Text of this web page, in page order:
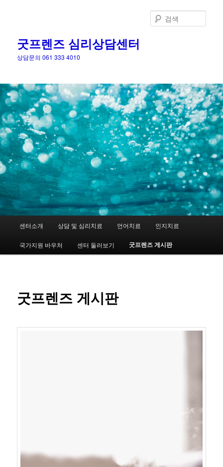
굿프렌즈 심리상담센터
상담문의 061 333 4010
색
첫
번
컨
센터소개 상담 및 심리치료 언어치료 인지치료
국가지원 바우처 센터 둘러보기 굿프렌즈 게시판
굿프렌즈 게시판